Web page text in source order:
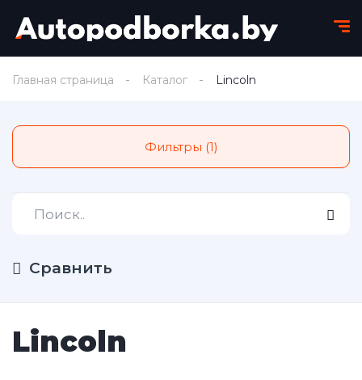
Главная страница Каталог Lincoln
Фильтры (1)
Сравнить
Lincoln